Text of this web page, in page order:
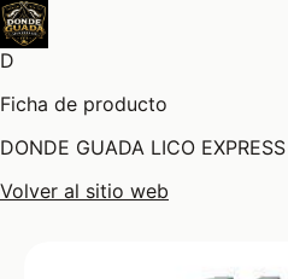
D
Ficha de producto
DONDE GUADA LICO EXPRESS
Volver al sitio web